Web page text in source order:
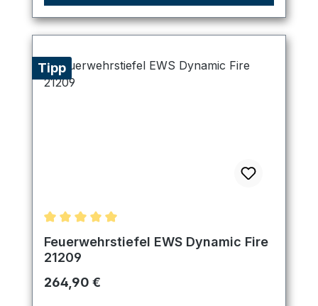
Tipp
Durchschnittliche Bewertung von 5 von 5 Sternen
Feuerwehrstiefel EWS Dynamic Fire
21209
Regulärer Preis:
264,90 €